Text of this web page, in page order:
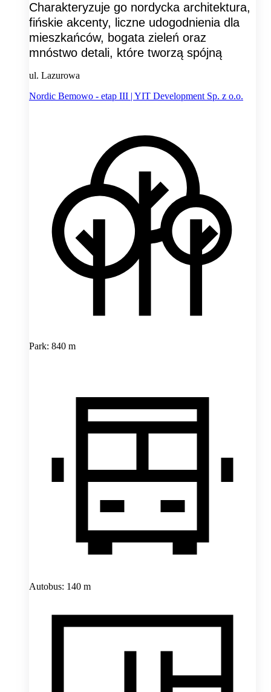
Charakteryzuje go nordycka architektura,
fińskie akcenty, liczne udogodnienia dla
mieszkańców, bogata zieleń oraz
mnóstwo detali, które tworzą spójną
ul. Lazurowa
Nordic Bemowo - etap III | YIT Development Sp. z o.o.
Park: 840 m
Autobus: 140 m